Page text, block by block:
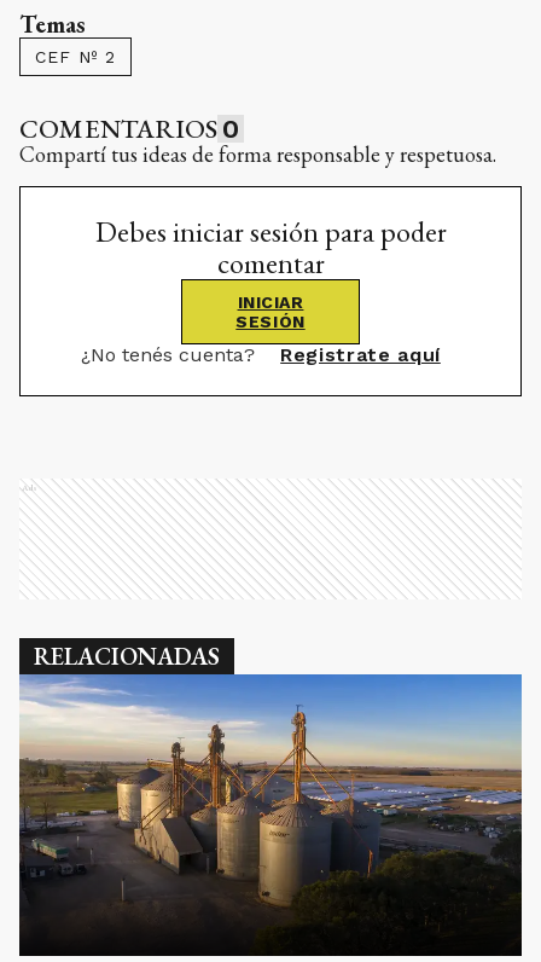
Temas
CEF Nº 2
COMENTARIOS 0
Compartí tus ideas de forma responsable y respetuosa.
Debes iniciar sesión para poder
comentar
INICIAR
SESIÓN
¿No tenés cuenta? Registrate aquí
Ads
RELACIONADAS